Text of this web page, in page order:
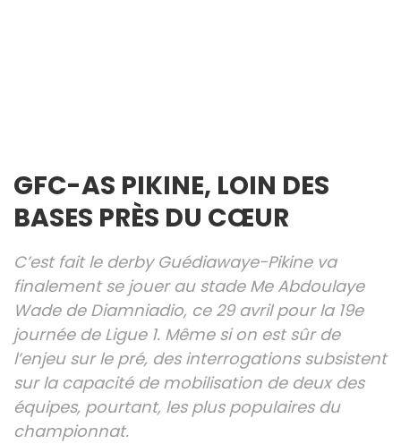
GFC-AS PIKINE, LOIN DES
BASES PRÈS DU CŒUR
C’est fait le derby Guédiawaye-Pikine va
finalement se jouer au stade Me Abdoulaye
Wade de Diamniadio, ce 29 avril pour la 19e
journée de Ligue 1. Même si on est sûr de
l’enjeu sur le pré, des interrogations subsistent
sur la capacité de mobilisation de deux des
équipes, pourtant, les plus populaires du
championnat.